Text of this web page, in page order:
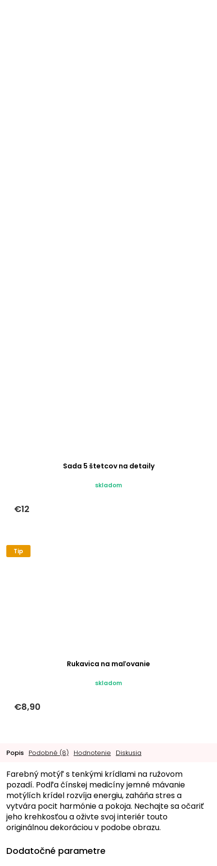
Sada 5 štetcov na detaily
skladom
€12
Tip
Rukavica na maľovanie
skladom
€8,90
Popis Podobné (8) Hodnotenie Diskusia
Farebný motýľ s tenkými krídlami na ružovom
pozadí. Podľa čínskej medicíny jemné mávanie
motýlích krídel rozvíja energiu, zaháňa stres a
vytvára pocit harmónie a pokoja. Nechajte sa očariť
jeho krehkosťou a oživte svoj interiér touto
originálnou dekoráciou v podobe obrazu.
Dodatočné parametre